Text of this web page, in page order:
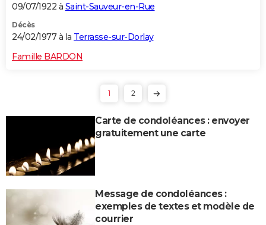
09/07/1922 à Saint-Sauveur-en-Rue
Décès
24/02/1977 à la Terrasse-sur-Dorlay
Famille BARDON
1 2
Carte de condoléances : envoyer
gratuitement une carte
Message de condoléances :
exemples de textes et modèle de
courrier